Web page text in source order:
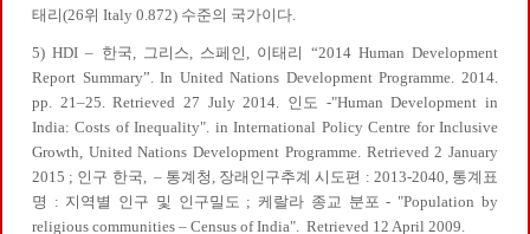
태리(26위 Italy 0.872) 수준의 국가이다.
5) HDI – 한국, 그리스, 스페인, 이태리 “2014 Human Development
Report Summary”. In United Nations Development Programme. 2014.
pp. 21–25. Retrieved 27 July 2014. 인도 -"Human Development in
India: Costs of Inequality". in International Policy Centre for Inclusive
Growth, United Nations Development Programme. Retrieved 2 January
2015 ; 인구 한국, – 통계청, 장래인구추계 시도편 : 2013-2040, 통계표
명 : 지역별 인구 및 인구밀도 ; 케랄라 종교 분포 - "Population by
religious communities – Census of India". Retrieved 12 April 2009.